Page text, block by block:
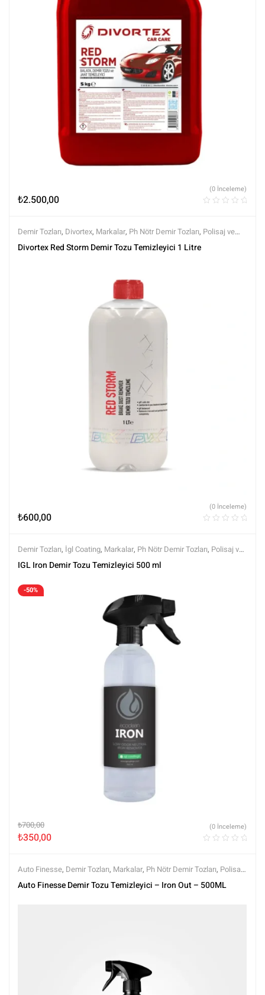
₺2.500,00
(0 İnceleme)
Demir Tozları, Divortex, Markalar, Ph Nötr Demir Tozları, Polisaj ve
Parlatma,Tüm Ürünler,Tüm Ürünler,Yüzey Temizleyici ve
Divortex Red Storm Demir Tozu Temizleyici 1 Litre
₺600,00
(0 İnceleme)
Demir Tozları, İgl Coating, Markalar, Ph Nötr Demir Tozları, Polisaj ve
Parlatma ,Tüm Ürünler ,Tüm Ürünler ,Yüzey Temizleyici ve
IGL Iron Demir Tozu Temizleyici 500 ml
-50%
₺700,00
₺350,00
(0 İnceleme)
Auto Finesse, Demir Tozları, Markalar, Ph Nötr Demir Tozları, Polisaj
ve Parlatma,Tüm Ürünler,Tüm Ürünler,Yüzey Temizleyici ve
Auto Finesse Demir Tozu Temizleyici – Iron Out – 500ML